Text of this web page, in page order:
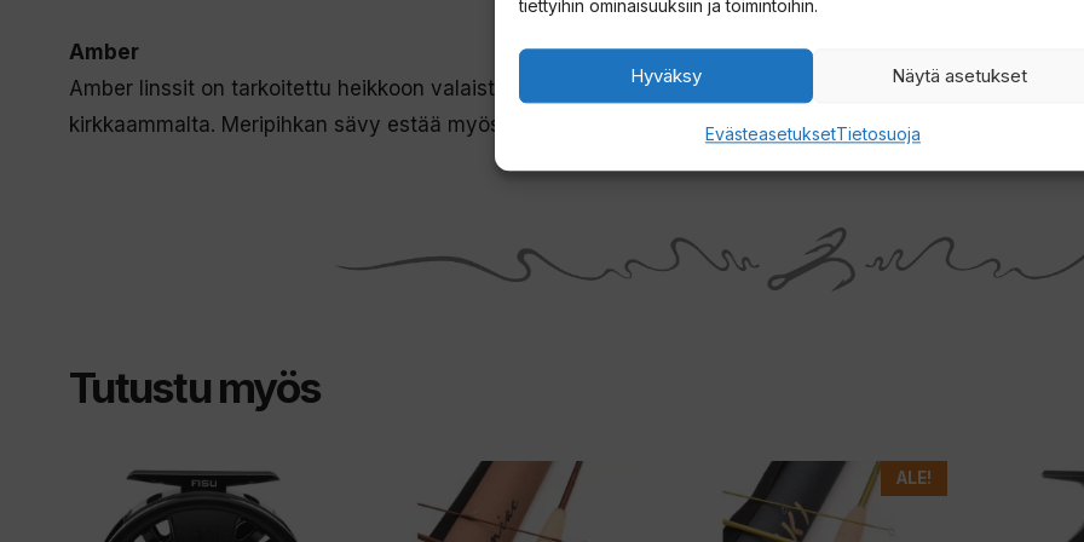
tiettyihin ominaisuuksiin ja toimintoihin.
Hyväksy Näytä asetukset
EvästeasetuksetTietosuoja
Amber
Amber linssit on tarkoitettu heikkoon valaistukseen, ne saavat ympäristön näyttämään
kirkkaammalta. Meripihkan sävy estää myös sinistä valoa.
Tutustu myös
tuotteella
tuotteella
ALE!
tuotteella